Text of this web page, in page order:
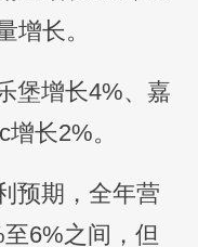
增长。
堡增长4%、嘉
长2%。
预期，全年营
6%之间，但